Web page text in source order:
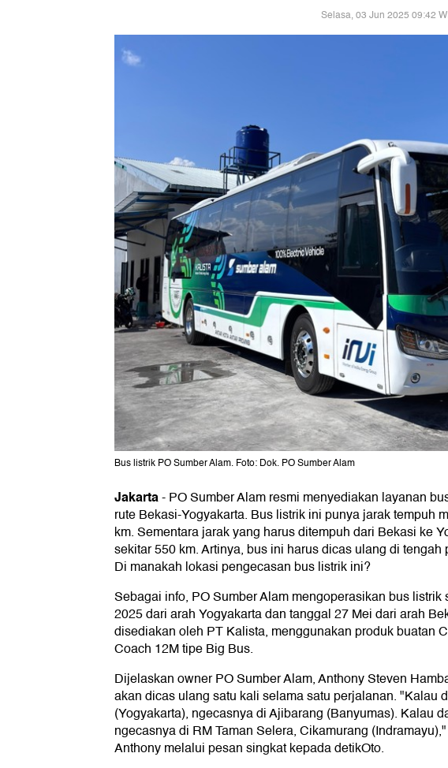
Selasa, 03 Jun 2025 09:42
Bus listrik PO Sumber Alam. Foto: Dok. PO Sumber Alam
Jakarta-PO Sumber Alam resmi menyediakan layanan
rute Bekasi-Yogyakarta. Bus listrik ini punya jarak tempuh
km. Sementara jarak yang harus ditempuh dari Bekasi ke
sekitar 550 km. Artinya, bus ini harus dicas ulang di tengah
Di manakah lokasi pengecasan bus listrik ini?
Sebagai info, PO Sumber Alam mengoperasikan bus listrik
2025 dari arah Yogyakarta dan tanggal 27 Mei dari arah
disediakan oleh PT Kalista, menggunakan produk buatan
Coach 12M tipe Big Bus.
Dijelaskan owner PO Sumber Alam, Anthony Steven
akan dicas ulang satu kali selama satu perjalanan. "Kalau
(Yogyakarta), ngecasnya di Ajibarang (Banyumas). Kalau
ngecasnya di RM Taman Selera, Cikamurang
Anthony melalui pesan singkat kepada detikOto.